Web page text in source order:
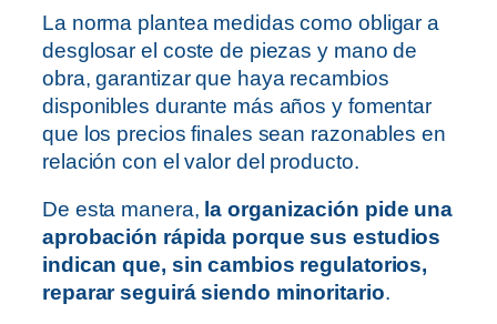
La norma plantea medidas como obligar a
desglosar el coste de piezas y mano de
obra, garantizar que haya recambios
disponibles durante más años y fomentar
que los precios finales sean razonables en
relación con el valor del producto.
De esta manera, la organización pide una
aprobación rápida porque sus estudios
indican que, sin cambios regulatorios,
reparar seguirá siendo minoritario.